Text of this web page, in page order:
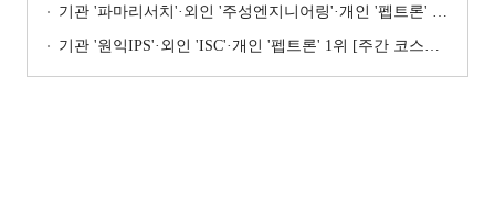
기관 '파마리서치'·외인 '주성엔지니어링'·개인 '펩트론' 1위 [주간 코스닥 순매수- 2026년 7월27일~7월31일]
기관 '원익IPS'·외인 'ISC'·개인 '펩트론' 1위 [주간 코스닥 순매수- 2026년 7월6일~7월10일]